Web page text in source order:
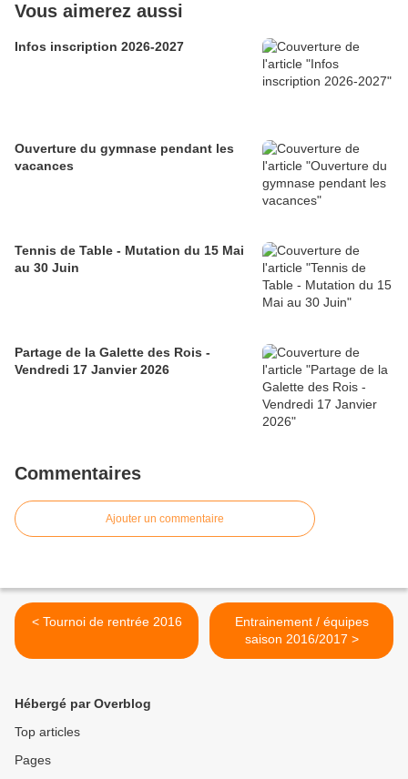
Vous aimerez aussi
Infos inscription 2026-2027
Ouverture du gymnase pendant les
vacances
Tennis de Table - Mutation du 15 Mai
au 30 Juin
Partage de la Galette des Rois -
Vendredi 17 Janvier 2026
Commentaires
Ajouter un commentaire
< Tournoi de rentrée 2016
Entrainement / équipes
saison 2016/2017 >
Hébergé par Overblog
Top articles
Pages